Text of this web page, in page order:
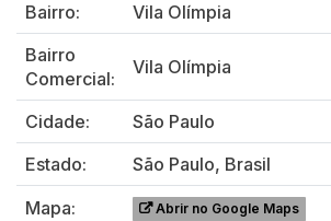
Bairro:
Vila Olímpia
Bairro
Comercial:
Vila Olímpia
Cidade:
São Paulo
Estado:
São Paulo, Brasil
Mapa:
Abrir no Google Maps